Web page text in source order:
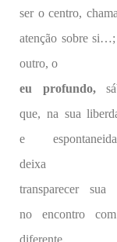
ser o centro,
atenção sobre
outro, o
eu profundo,
que, na sua
e
deixa
transparecer sua
no encontro
diferente.